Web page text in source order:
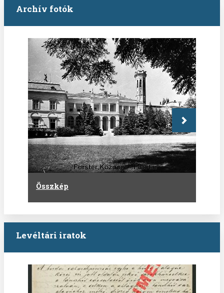
Archív fotók
Összkép
Következő
Levéltári iratok